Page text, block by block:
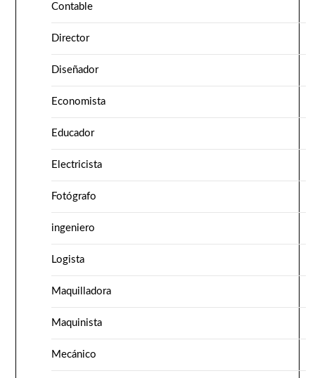
Contable
Director
Diseñador
Economista
Educador
Electricista
Fotógrafo
ingeniero
Logista
Maquilladora
Maquinista
Mecánico